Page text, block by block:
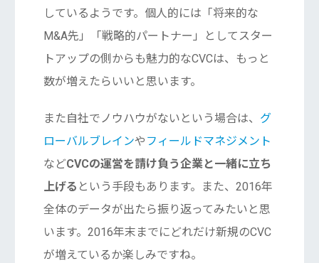
しているようです。個人的には「将来的な
M&A先」「戦略的パートナー」としてスター
トアップの側からも魅力的なCVCは、もっと
数が増えたらいいと思います。
また自社でノウハウがないという場合は、 グ
ローバルブレインや フィールドマネジメント
などCVCの運営を請け負う企業と一緒に立ち
上げる という手段もあります。また、2016年
全体のデータが出たら振り返ってみたいと思
います。2016年末までにどれだけ新規のCVC
が増えているか楽しみですね。